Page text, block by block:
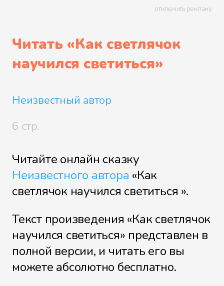
отключить рекламу
Читать «Как светлячок
научился светиться»
Неизвестный автор
6 стр.
Читайте онлайн сказку
Неизвестного автора «Как
светлячок научился светиться ».
Текст произведения «Как светлячок
научился светиться» представлен в
полной версии, и читать его вы
можете абсолютно бесплатно.